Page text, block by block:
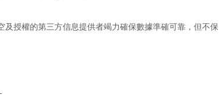
授權的第三方信息提供者竭力確保數據準確可靠，但不保